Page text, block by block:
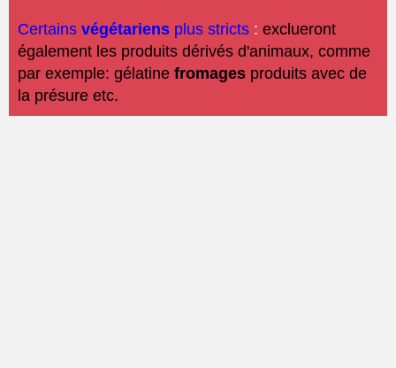
Certains végétariens plus stricts : exclueront
également les produits dérivés d'animaux, comme
par exemple: gélatine fromages produits avec de
la présure etc.